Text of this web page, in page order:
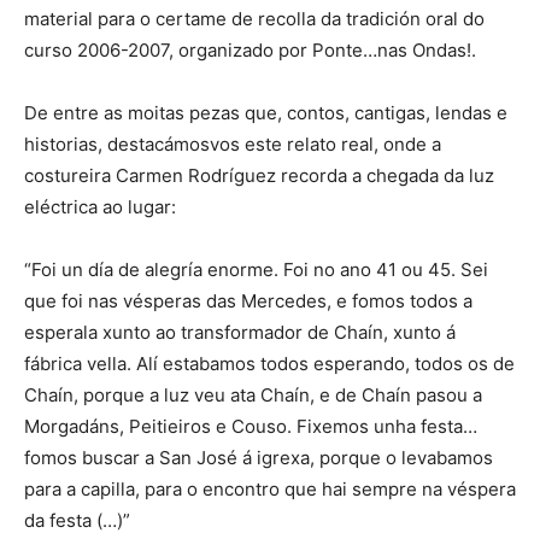
material para o certame de recolla da tradición oral do
curso 2006-2007, organizado por Ponte…nas Ondas!.
De entre as moitas pezas que, contos, cantigas, lendas e
historias, destacámosvos este relato real, onde a
costureira Carmen Rodríguez recorda a chegada da luz
eléctrica ao lugar:
“Foi un día de alegría enorme. Foi no ano 41 ou 45. Sei
que foi nas vésperas das Mercedes, e fomos todos a
esperala xunto ao transformador de Chaín, xunto á
fábrica vella. Alí estabamos todos esperando, todos os de
Chaín, porque a luz veu ata Chaín, e de Chaín pasou a
Morgadáns, Peitieiros e Couso. Fixemos unha festa…
fomos buscar a San José á igrexa, porque o levabamos
para a capilla, para o encontro que hai sempre na véspera
da festa (…)”